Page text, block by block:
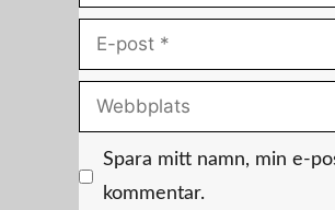
post
Webbplats
Spara mitt namn, min e-
kommentar.